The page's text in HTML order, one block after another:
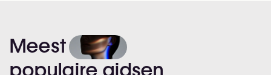
Meest
populaire gidsen